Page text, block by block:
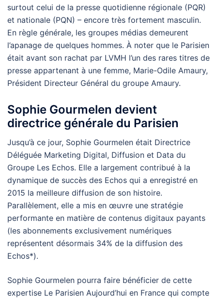
surtout celui de la presse quotidienne régionale (PQR)
et nationale (PQN) – encore très fortement masculin.
En règle générale, les groupes médias demeurent
l’apanage de quelques hommes. À noter que le Parisien
était avant son rachat par LVMH l’un des rares titres de
presse appartenant à une femme, Marie-Odile Amaury,
Président Directeur Général du groupe Amaury.
Sophie Gourmelen devient
directrice générale du Parisien
Jusqu’à ce jour, Sophie Gourmelen était Directrice
Déléguée Marketing Digital, Diffusion et Data du
Groupe Les Echos. Elle a largement contribué à la
dynamique de succès des Echos qui a enregistré en
2015 la meilleure diffusion de son histoire.
Parallèlement, elle a mis en œuvre une stratégie
performante en matière de contenus digitaux payants
(les abonnements exclusivement numériques
représentent désormais 34% de la diffusion des
Echos*).
Sophie Gourmelen pourra faire bénéficier de cette
expertise Le Parisien Aujourd’hui en France qui compte